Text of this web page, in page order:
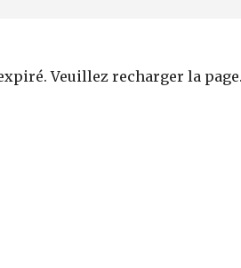
Veuillez recharger la